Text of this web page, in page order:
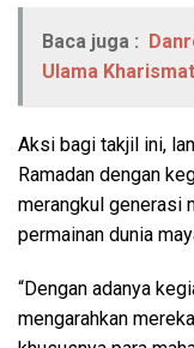
Baca juga :
Ulama
Aksi bagi takjil ini,
Ramadan dengan
merangkul generasi
permainan dunia
“Dengan adanya
mengarahkan